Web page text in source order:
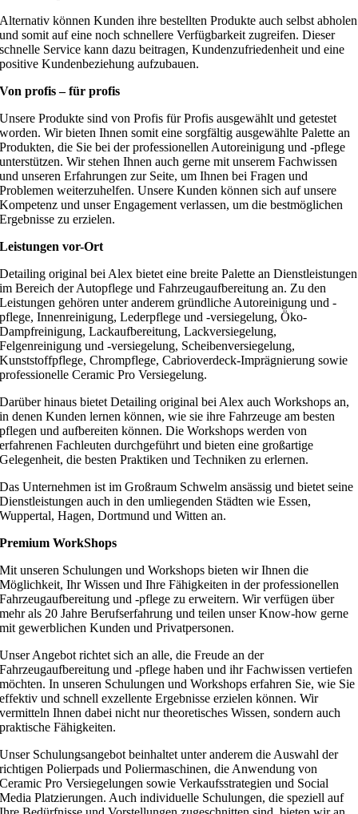
Alternativ können Kunden ihre bestellten Produkte auch selbst abholen
und somit auf eine noch schnellere Verfügbarkeit zugreifen. Dieser
schnelle Service kann dazu beitragen, Kundenzufriedenheit und eine
positive Kundenbeziehung aufzubauen.
Von profis – für profis
Unsere Produkte sind von Profis für Profis ausgewählt und getestet
worden. Wir bieten Ihnen somit eine sorgfältig ausgewählte Palette an
Produkten, die Sie bei der professionellen Autoreinigung und -pflege
unterstützen. Wir stehen Ihnen auch gerne mit unserem Fachwissen
und unseren Erfahrungen zur Seite, um Ihnen bei Fragen und
Problemen weiterzuhelfen. Unsere Kunden können sich auf unsere
Kompetenz und unser Engagement verlassen, um die bestmöglichen
Ergebnisse zu erzielen.
Leistungen vor-Ort
Detailing original bei Alex bietet eine breite Palette an Dienstleistungen
im Bereich der Autopflege und Fahrzeugaufbereitung an. Zu den
Leistungen gehören unter anderem gründliche Autoreinigung und -
pflege, Innenreinigung, Lederpflege und -versiegelung, Öko-
Dampfreinigung, Lackaufbereitung, Lackversiegelung,
Felgenreinigung und -versiegelung, Scheibenversiegelung,
Kunststoffpflege, Chrompflege, Cabrioverdeck-Imprägnierung sowie
professionelle Ceramic Pro Versiegelung.
Darüber hinaus bietet Detailing original bei Alex auch Workshops an,
in denen Kunden lernen können, wie sie ihre Fahrzeuge am besten
pflegen und aufbereiten können. Die Workshops werden von
erfahrenen Fachleuten durchgeführt und bieten eine großartige
Gelegenheit, die besten Praktiken und Techniken zu erlernen.
Das Unternehmen ist im Großraum Schwelm ansässig und bietet seine
Dienstleistungen auch in den umliegenden Städten wie Essen,
Wuppertal, Hagen, Dortmund und Witten an.
Premium WorkShops
Mit unseren Schulungen und Workshops bieten wir Ihnen die
Möglichkeit, Ihr Wissen und Ihre Fähigkeiten in der professionellen
Fahrzeugaufbereitung und -pflege zu erweitern. Wir verfügen über
mehr als 20 Jahre Berufserfahrung und teilen unser Know-how gerne
mit gewerblichen Kunden und Privatpersonen.
Unser Angebot richtet sich an alle, die Freude an der
Fahrzeugaufbereitung und -pflege haben und ihr Fachwissen vertiefen
möchten. In unseren Schulungen und Workshops erfahren Sie, wie Sie
effektiv und schnell exzellente Ergebnisse erzielen können. Wir
vermitteln Ihnen dabei nicht nur theoretisches Wissen, sondern auch
praktische Fähigkeiten.
Unser Schulungsangebot beinhaltet unter anderem die Auswahl der
richtigen Polierpads und Poliermaschinen, die Anwendung von
Ceramic Pro Versiegelungen sowie Verkaufsstrategien und Social
Media Platzierungen. Auch individuelle Schulungen, die speziell auf